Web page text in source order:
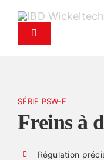
contenuBasculer
Service
SÉRIE PSW-F
Freins à
Régulation